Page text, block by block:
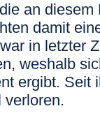
an
damit
in letzter
weshalb
ergibt. Seit
verloren.